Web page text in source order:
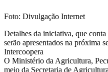
Foto: Divulgação Internet
Detalhes da iniciativa, que
serão apresentados na próxima
Intercoopera
O Ministério da Agricultura,
meio da Secretaria de